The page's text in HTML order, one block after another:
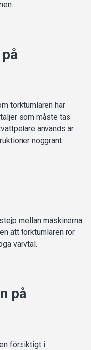
torktumlaren har
som måste tas
används är
noggrant.
mellan maskinerna
att torktumlaren rör
varvtal.
på
försiktigt i